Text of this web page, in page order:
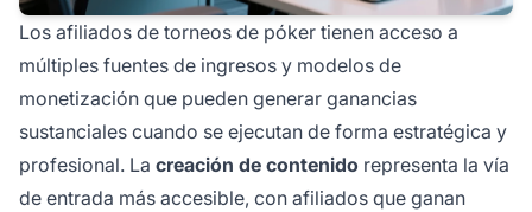
Los afiliados de torneos de póker tienen acceso a
múltiples fuentes de ingresos y modelos de
monetización que pueden generar ganancias
sustanciales cuando se ejecutan de forma estratégica y
profesional. La creación de contenido representa la vía
de entrada más accesible, con afiliados que ganan